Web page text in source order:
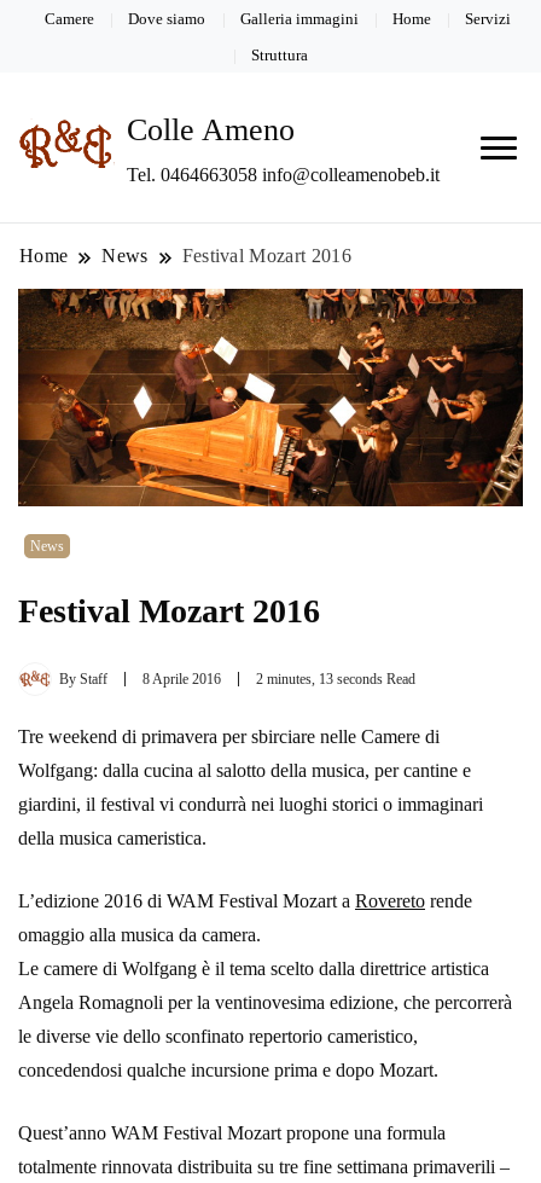
Camere Dove siamo Galleria immagini Home Servizi
Struttura
Colle Ameno
Tel. 0464663058 info@colleamenobeb.it
Home News Festival Mozart 2016
News
Festival Mozart 2016
By Staff 8 Aprile 2016 2 minutes, 13 seconds Read
Tre weekend di primavera per sbirciare nelle Camere di
Wolfgang: dalla cucina al salotto della musica, per cantine e
giardini, il festival vi condurrà nei luoghi storici o immaginari
della musica cameristica.
L’edizione 2016 di WAM Festival Mozart a Rovereto‬ rende
omaggio alla musica da camera.
Le camere di Wolfgang è il tema scelto dalla direttrice artistica
Angela Romagnoli per la ventinovesima edizione, che percorrerà
le diverse vie dello sconfinato repertorio cameristico,
concedendosi qualche incursione prima e dopo Mozart.
Quest’anno WAM Festival Mozart propone una formula
totalmente rinnovata distribuita su tre fine settimana primaverili –